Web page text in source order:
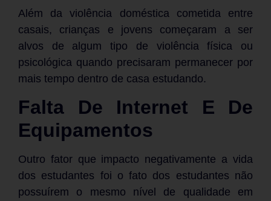
Além da violência doméstica cometida entre
casais, crianças e jovens começaram a ser
alvos de algum tipo de violência física ou
psicológica quando precisaram permanecer por
mais tempo dentro de casa estudando.
Falta De Internet E De
Equipamentos
Outro fator que impacto negativamente a vida
dos estudantes foi o fato dos estudantes não
possuírem o mesmo nível de qualidade em